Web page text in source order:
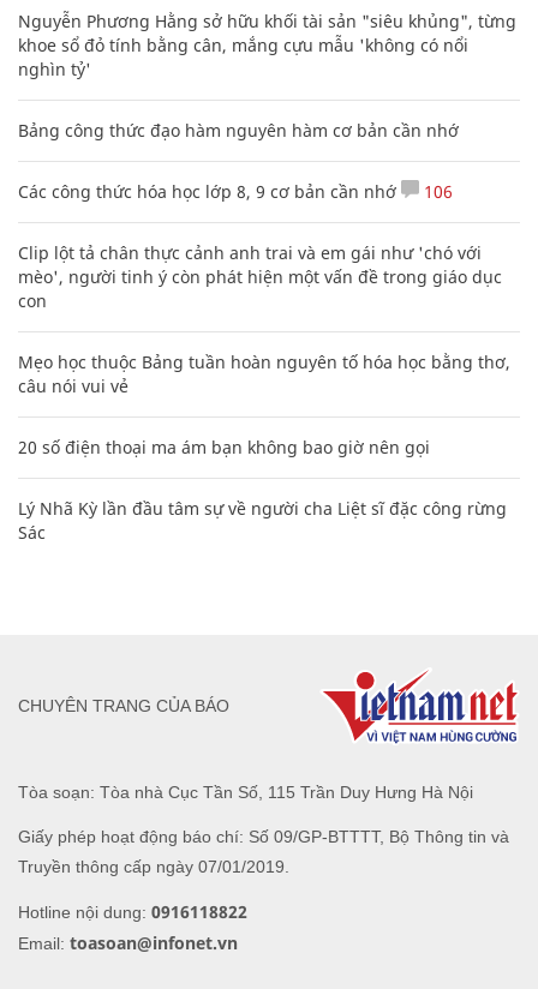
Nguyễn Phương Hằng sở hữu khối tài sản "siêu khủng", từng
khoe sổ đỏ tính bằng cân, mắng cựu mẫu 'không có nổi
nghìn tỷ'
Bảng công thức đạo hàm nguyên hàm cơ bản cần nhớ
Các công thức hóa học lớp 8, 9 cơ bản cần nhớ 106
Clip lột tả chân thực cảnh anh trai và em gái như 'chó với
mèo', người tinh ý còn phát hiện một vấn đề trong giáo dục
con
Mẹo học thuộc Bảng tuần hoàn nguyên tố hóa học bằng thơ,
câu nói vui vẻ
20 số điện thoại ma ám bạn không bao giờ nên gọi
Lý Nhã Kỳ lần đầu tâm sự về người cha Liệt sĩ đặc công rừng
Sác
Tòa soạn: Tòa nhà Cục Tần Số, 115 Trần Duy Hưng Hà Nội
Giấy phép hoạt động báo chí: Số 09/GP-BTTTT, Bộ Thông tin và
Truyền thông cấp ngày 07/01/2019.
Hotline nội dung: 0916118822
Email: toasoan@infonet.vn
CHUYÊN TRANG CỦA BÁO